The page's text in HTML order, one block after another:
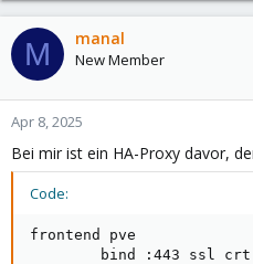
M manal
New Member
Apr 8, 2025
Bei mir ist ein HA-Proxy davor,
Code:
frontend pve
bind :443 ssl